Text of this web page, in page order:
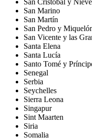
San Marino
San Martín
San Pedro y
San Vicente y las
Santa Elena
Santa Lucía
Santo Tomé y
Senegal
Serbia
Seychelles
Sierra Leona
Singapur
Sint Maarten
Siria
Somalia